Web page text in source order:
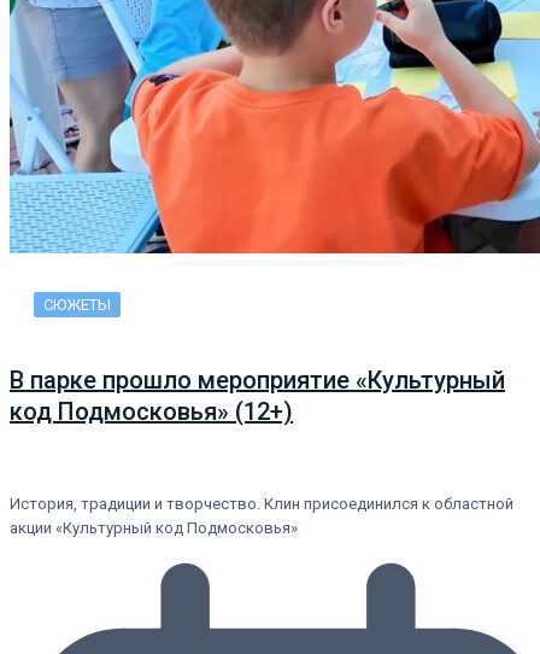
СЮЖЕТЫ
В парке прошло мероприятие «Культурный
код Подмосковья» (12+)
История, традиции и творчество. Клин присоединился к областной
акции «Культурный код Подмосковья»